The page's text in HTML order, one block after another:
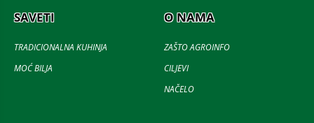
SAVETI
TRADICIONALNA KUHINJA
MOĆ BILJA
O NAMA
ZAŠTO AGROINFO
CILJEVI
NAČELO